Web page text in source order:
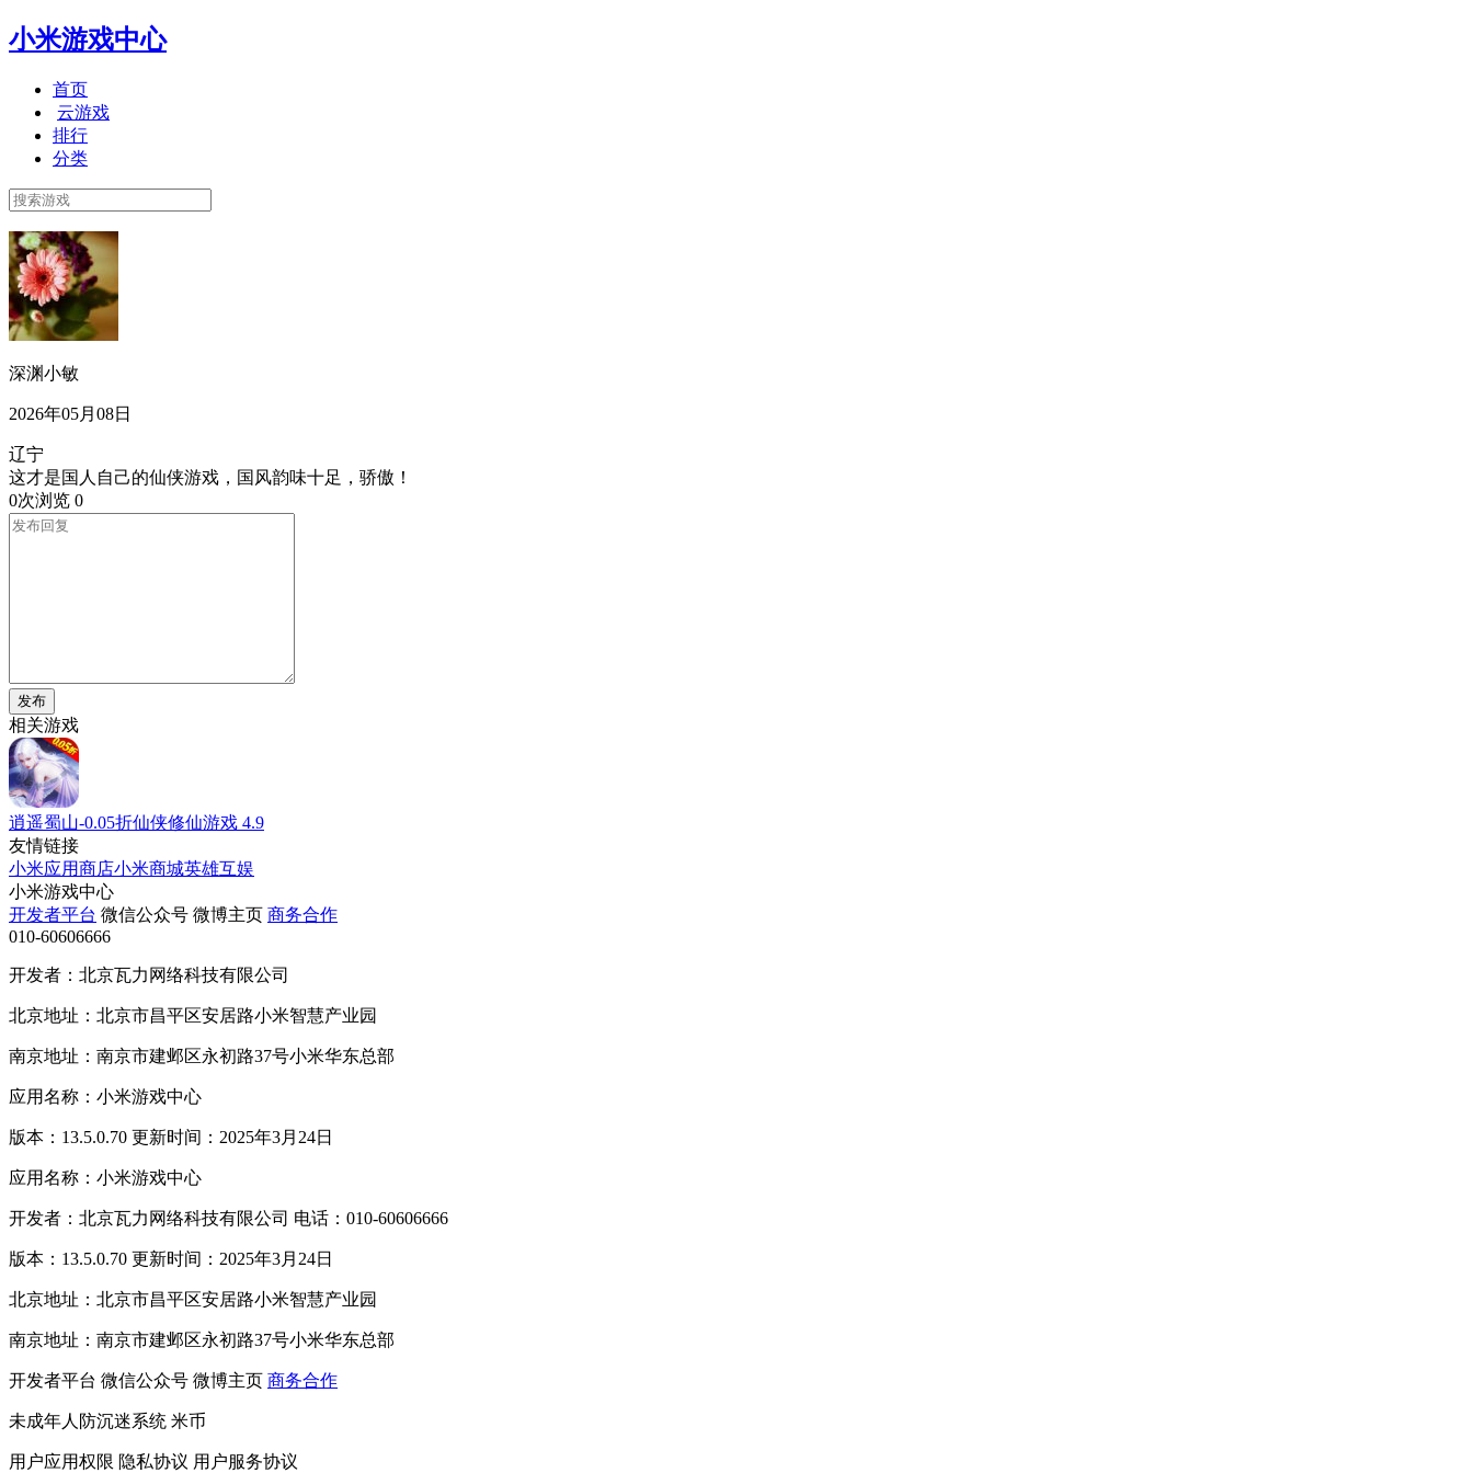
小米游戏中心
首页
云游戏
排行
分类
深渊小敏
2026年05月08日
辽宁
这才是国人自己的仙侠游戏，国风韵味十足，骄傲！
0次浏览 0
发布
相关游戏
逍遥蜀山-0.05折仙侠修仙游戏 4.9
友情链接
小米应用商店小米商城英雄互娱
小米游戏中心
开发者平台 微信公众号 微博主页 商务合作
010-60606666
开发者：北京瓦力网络科技有限公司
北京地址：北京市昌平区安居路小米智慧产业园
南京地址：南京市建邺区永初路37号小米华东总部
应用名称：小米游戏中心
版本：13.5.0.70 更新时间：2025年3月24日
应用名称：小米游戏中心
开发者：北京瓦力网络科技有限公司 电话：010-60606666
版本：13.5.0.70 更新时间：2025年3月24日
北京地址：北京市昌平区安居路小米智慧产业园
南京地址：南京市建邺区永初路37号小米华东总部
开发者平台 微信公众号 微博主页 商务合作
未成年人防沉迷系统 米币
用户应用权限 隐私协议 用户服务协议